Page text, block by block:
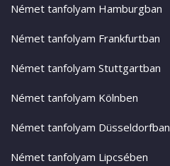
Német tanfolyam Hamburgban
Német tanfolyam Frankfurtban
Német tanfolyam Stuttgartban
Német tanfolyam Kölnben
Német tanfolyam Düsseldorfban
Német tanfolyam Lipcsében